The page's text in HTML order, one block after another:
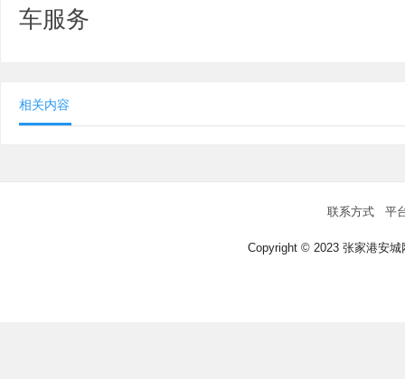
车服务
相关内容
联系方式 平
Copyright © 2023 张家港安